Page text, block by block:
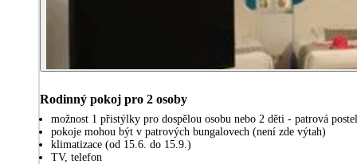
Rodinný pokoj pro 2 osoby
možnost 1 přistýlky pro dospělou osobu nebo 2 děti - patrová postel
pokoje mohou být v patrových bungalovech (není zde výtah)
klimatizace (od 15.6. do 15.9.)
TV, telefon